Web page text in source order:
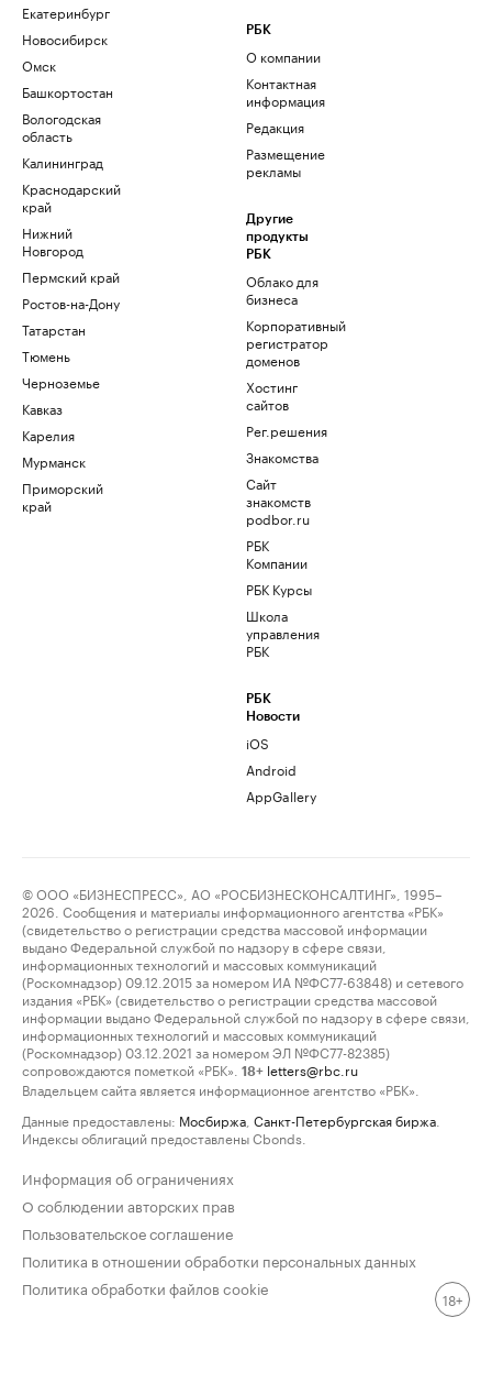
Екатеринбург
Новосибирск
Омск
Башкортостан
Вологодская
область
Калининград
Краснодарский
край
Нижний
Новгород
Пермский край
Ростов-на-Дону
Татарстан
Тюмень
Черноземье
Кавказ
Карелия
Мурманск
Приморский
край
РБК
О компании
Контактная
информация
Редакция
Размещение
рекламы
Другие
продукты
РБК
Облако для
бизнеса
Корпоративный
регистратор
доменов
Хостинг
сайтов
Рег.решения
Знакомства
Сайт
знакомств
podbor.ru
РБК
Компании
РБК Курсы
Школа
управления
РБК
РБК
Новости
iOS
Android
AppGallery
© ООО «БИЗНЕСПРЕСС», АО «РОСБИЗНЕСКОНСАЛТИНГ», 1995–
2026. Сообщения и материалы информационного агентства «РБК»
(свидетельство о регистрации средства массовой информации
выдано Федеральной службой по надзору в сфере связи,
информационных технологий и массовых коммуникаций
(Роскомнадзор) 09.12.2015 за номером ИА №ФС77-63848) и сетевого
издания «РБК» (свидетельство о регистрации средства массовой
информации выдано Федеральной службой по надзору в сфере связи,
информационных технологий и массовых коммуникаций
(Роскомнадзор) 03.12.2021 за номером ЭЛ №ФС77-82385)
сопровождаются пометкой «РБК».
18+ letters@rbc.ru
Владельцем сайта является информационное агентство «РБК».
Данные предоставлены: Мосбиржа Санкт-Петербургская биржа
Индексы облигаций предоставлены Cbonds.
Информация об ограничениях
О соблюдении авторских прав
Пользовательское соглашение
Политика в отношении обработки персональных данных
Политика обработки файлов cookie
18+